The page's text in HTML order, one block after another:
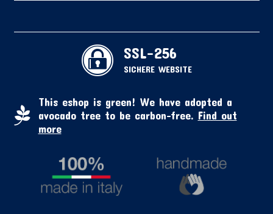
SSL-256
SICHERE WEBSITE
This eshop is green! We have adopted a
avocado tree to be carbon-free. Find out
more